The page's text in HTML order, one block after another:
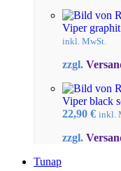
Viper
inkl. MwSt.
zzgl.
Viper black
war:
22,90 €
ist:
inkl.
zzgl.
Tunap